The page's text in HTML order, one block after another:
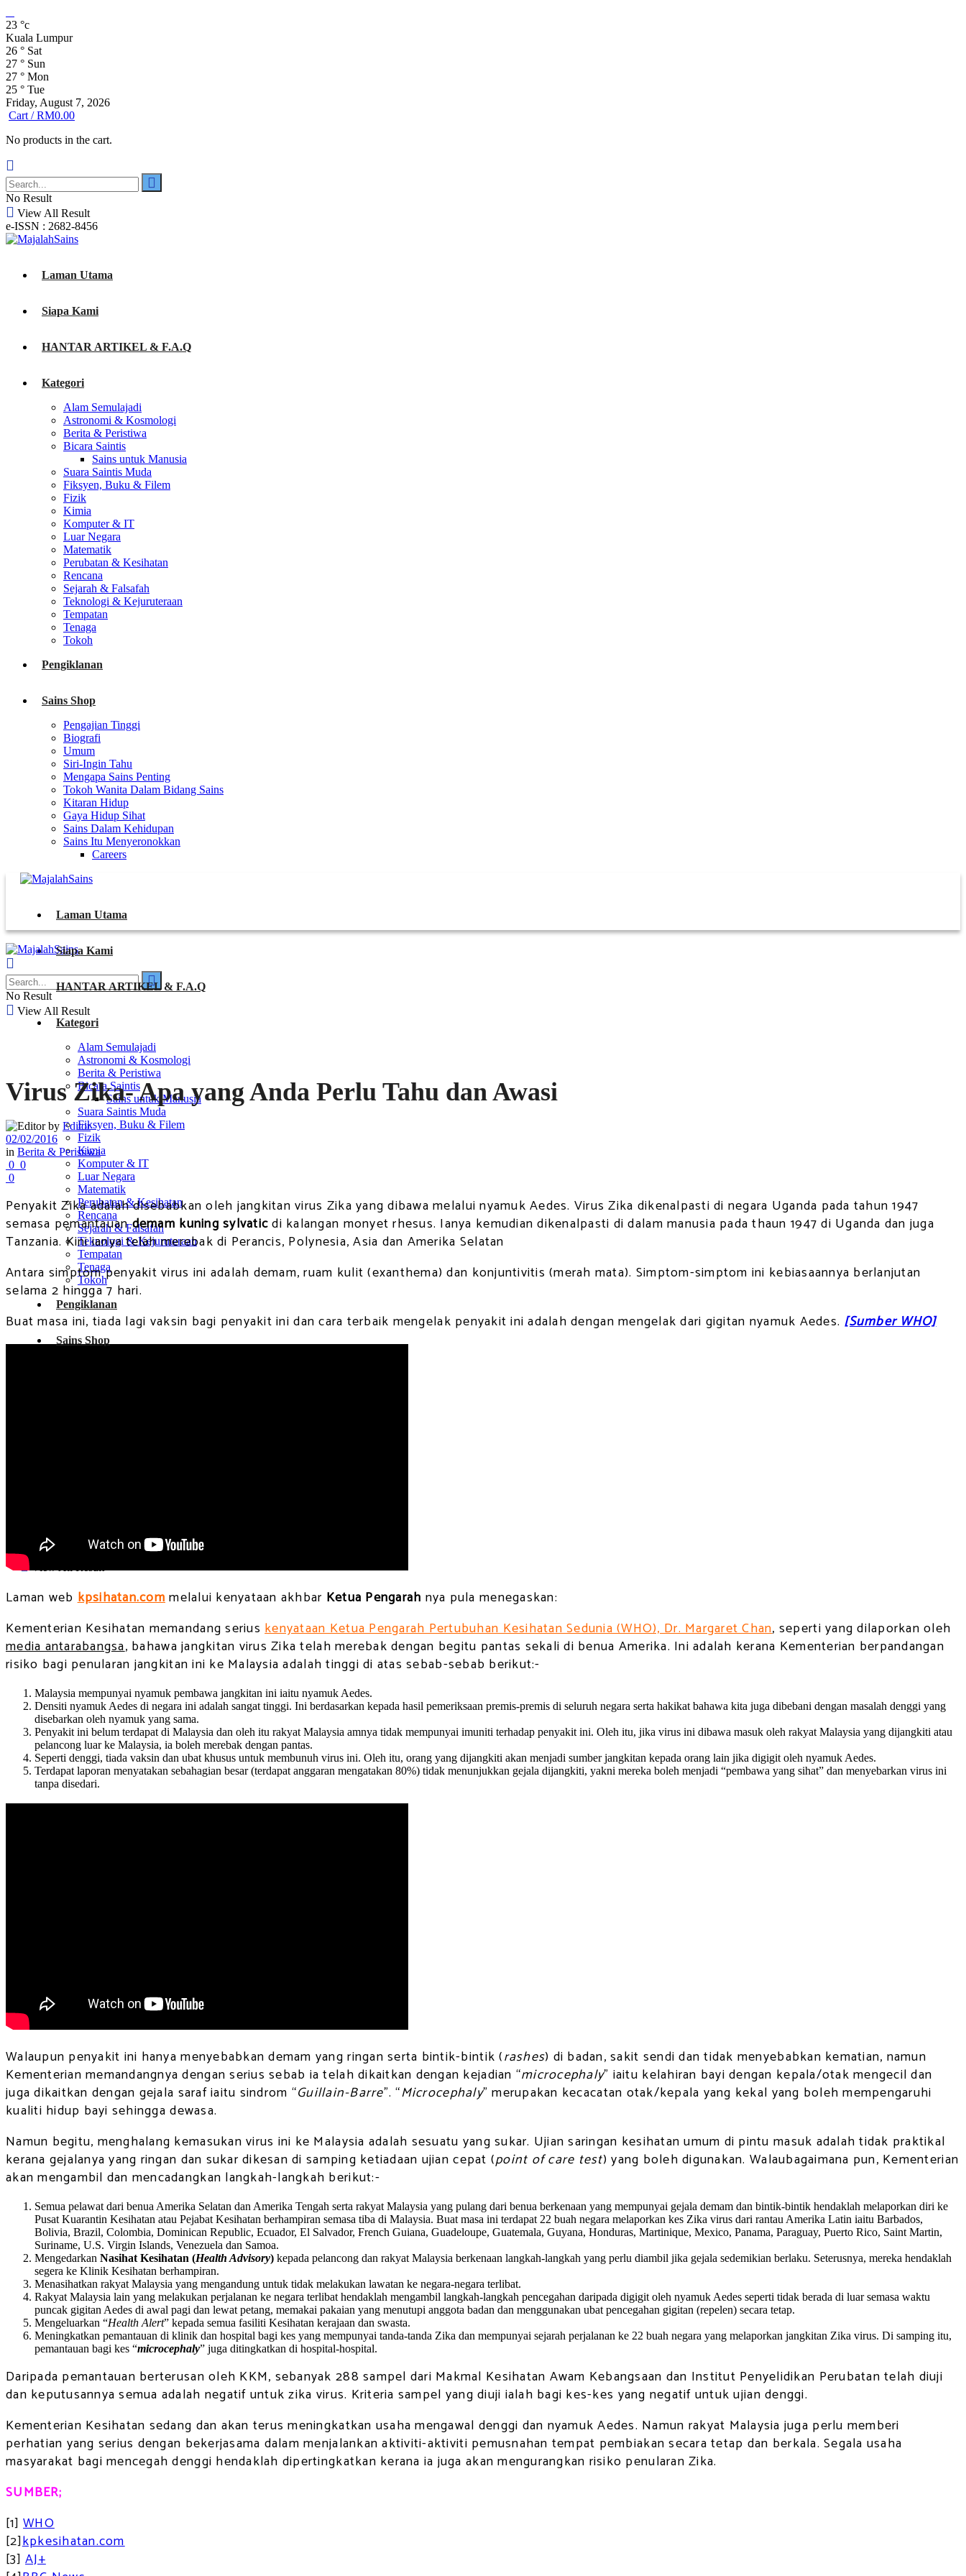
23 °c
Kuala Lumpur
26 ° Sat
27 ° Sun
27 ° Mon
25 ° Tue
Friday, August 7, 2026
Cart /RM0.00
No products in the cart.
No Result
View All Result
e-ISSN : 2682-8456
Laman Utama
Siapa Kami
HANTAR ARTIKEL & F.A.Q
Kategori
Alam Semulajadi
Astronomi & Kosmologi
Berita & Peristiwa
Bicara Saintis
Sains untuk Manusia
Suara Saintis Muda
Fiksyen, Buku & Filem
Fizik
Kimia
Komputer & IT
Luar Negara
Matematik
Perubatan & Kesihatan
Rencana
Sejarah & Falsafah
Teknologi & Kejuruteraan
Tempatan
Tenaga
Tokoh
Pengiklanan
Sains Shop
Pengajian Tinggi
Biografi
Umum
Siri-Ingin Tahu
Mengapa Sains Penting
Tokoh Wanita Dalam Bidang Sains
Kitaran Hidup
Gaya Hidup Sihat
Sains Dalam Kehidupan
Sains Itu Menyeronokkan
Careers
Laman Utama
Siapa Kami
HANTAR ARTIKEL & F.A.Q
Kategori
Alam Semulajadi
Astronomi & Kosmologi
Berita & Peristiwa
Bicara Saintis
Sains untuk Manusia
Suara Saintis Muda
Fiksyen, Buku & Filem
Fizik
Kimia
Komputer & IT
Luar Negara
Matematik
Perubatan & Kesihatan
Rencana
Sejarah & Falsafah
Teknologi & Kejuruteraan
Tempatan
Tenaga
Tokoh
Pengiklanan
Sains Shop
No Result
View All Result
No Result
View All Result
Virus Zika- Apa yang Anda Perlu Tahu dan Awasi
by Editor
02/02/2016
in Berita & Peristiwa
0 0
0
Penyakit Zika adalah disebabkan oleh jangkitan virus Zika yang dibawa melalui nyamuk Aedes. Virus Zika dikenalpasti di negara Uganda pada tahun 1947
semasa pemantauandemam kuning sylvaticdi kalangan monyet rhesus. Ianya kemudian dikenalpasti di dalam manusia pada thaun 1947 di Uganda dan juga
Tanzania. Kini ianya telah merebak di Perancis, Polynesia, Asia dan Amerika Selatan
Antara simptom penyakit virus ini adalah demam, ruam kulit (exanthema) dan konjuntivitis (merah mata). Simptom-simptom ini kebiasaannya berlanjutan
selama 2 hingga 7 hari.
Buat masa ini, tiada lagi vaksin bagi penyakit ini dan cara terbaik mengelak penyakit ini adalah dengan mengelak dari gigitan nyamuk Aedes. [Sumber WHO]
Laman webkpsihatan.commelalui kenyataan akhbar Ketua Pengarah nya pula menegaskan:
Kementerian Kesihatan memandang seriuskenyataan Ketua Pengarah Pertubuhan Kesihatan Sedunia (WHO), Dr. Margaret Chan, seperti yang dilaporkan oleh
media antarabangsa, bahawa jangkitan virus Zika telah merebak dengan begitu pantas sekali di benua Amerika. Ini adalah kerana Kementerian berpandangan
risiko bagi penularan jangkitan ini ke Malaysia adalah tinggi di atas sebab-sebab berikut:-
Malaysia mempunyai nyamuk pembawa jangkitan ini iaitu nyamuk Aedes.
Densiti nyamuk Aedes di negara ini adalah sangat tinggi. Ini berdasarkan kepada hasil pemeriksaan premis-premis di seluruh negara serta hakikat bahawa kita juga dibebani dengan masalah denggi yang
disebarkan oleh nyamuk yang sama.
Penyakit ini belum terdapat di Malaysia dan oleh itu rakyat Malaysia amnya tidak mempunyai imuniti terhadap penyakit ini. Oleh itu, jika virus ini dibawa masuk oleh rakyat Malaysia yang dijangkiti atau
pelancong luar ke Malaysia, ia boleh merebak dengan pantas.
Seperti denggi, tiada vaksin dan ubat khusus untuk membunuh virus ini. Oleh itu, orang yang dijangkiti akan menjadi sumber jangkitan kepada orang lain jika digigit oleh nyamuk Aedes.
Terdapat laporan menyatakan sebahagian besar (terdapat anggaran mengatakan 80%) tidak menunjukkan gejala dijangkiti, yakni mereka boleh menjadi “pembawa yang sihat” dan menyebarkan virus ini
tanpa disedari.
Walaupun penyakit ini hanya menyebabkan demam yang ringan serta bintik-bintik (rashes) di badan, sakit sendi dan tidak menyebabkan kematian, namun
Kementerian memandangnya dengan serius sebab ia telah dikaitkan dengan kejadian “microcephaly” iaitu kelahiran bayi dengan kepala/otak mengecil dan
juga dikaitkan dengan gejala saraf iaitu sindrom “Guillain-Barre”. “Microcephaly” merupakan kecacatan otak/kepala yang kekal yang boleh mempengaruhi
kualiti hidup bayi sehingga dewasa.
Namun begitu, menghalang kemasukan virus ini ke Malaysia adalah sesuatu yang sukar. Ujian saringan kesihatan umum di pintu masuk adalah tidak praktikal
kerana gejalanya yang ringan dan sukar dikesan di samping ketiadaan ujian cepat (point of care test) yang boleh digunakan. Walaubagaimana pun, Kementerian
akan mengambil dan mencadangkan langkah-langkah berikut:-
Semua pelawat dari benua Amerika Selatan dan Amerika Tengah serta rakyat Malaysia yang pulang dari benua berkenaan yang mempunyai gejala demam dan bintik-bintik hendaklah melaporkan diri ke
Pusat Kuarantin Kesihatan atau Pejabat Kesihatan berhampiran semasa tiba di Malaysia. Buat masa ini terdapat 22 buah negara melaporkan kes Zika virus dari rantau Amerika Latin iaitu Barbados,
Bolivia, Brazil, Colombia, Dominican Republic, Ecuador, El Salvador, French Guiana, Guadeloupe, Guatemala, Guyana, Honduras, Martinique, Mexico, Panama, Paraguay, Puerto Rico, Saint Martin,
Suriname, U.S. Virgin Islands, Venezuela dan Samoa.
Mengedarkan Nasihat Kesihatan (Health Advisory) kepada pelancong dan rakyat Malaysia berkenaan langkah-langkah yang perlu diambil jika gejala sedemikian berlaku. Seterusnya, mereka hendaklah
segera ke Klinik Kesihatan berhampiran.
Menasihatkan rakyat Malaysia yang mengandung untuk tidak melakukan lawatan ke negara-negara terlibat.
Rakyat Malaysia lain yang melakukan perjalanan ke negara terlibat hendaklah mengambil langkah-langkah pencegahan daripada digigit oleh nyamuk Aedes seperti tidak berada di luar semasa waktu
puncak gigitan Aedes di awal pagi dan lewat petang, memakai pakaian yang menutupi anggota badan dan menggunakan ubat pencegahan gigitan (repelen) secara tetap.
Mengeluarkan “Health Alert” kepada semua fasiliti Kesihatan kerajaan dan swasta.
Meningkatkan pemantauan di klinik dan hospital bagi kes yang mempunyai tanda-tanda Zika dan mempunyai sejarah perjalanan ke 22 buah negara yang melaporkan jangkitan Zika virus. Di samping itu,
pemantauan bagi kes “microcephaly” juga ditingkatkan di hospital-hospital.
Daripada pemantauan berterusan oleh KKM, sebanyak 288 sampel dari Makmal Kesihatan Awam Kebangsaan dan Institut Penyelidikan Perubatan telah diuji
dan keputusannya semua adalah negatif untuk zika virus. Kriteria sampel yang diuji ialah bagi kes-kes yang negatif untuk ujian denggi.
Kementerian Kesihatan sedang dan akan terus meningkatkan usaha mengawal denggi dan nyamuk Aedes. Namun rakyat Malaysia juga perlu memberi
perhatian yang serius dengan bekerjasama dalam menjalankan aktiviti-aktiviti pemusnahan tempat pembiakan secara tetap dan berkala. Segala usaha
masyarakat bagi mencegah denggi hendaklah dipertingkatkan kerana ia juga akan mengurangkan risiko penularan Zika.
SUMBER;
[1]WHO
[2]kpkesihatan.com
[3]AJ+